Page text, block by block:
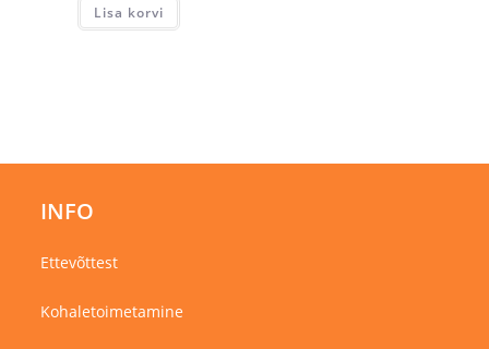
Lisa korvi
INFO
Ettevõttest
Kohaletoimetamine